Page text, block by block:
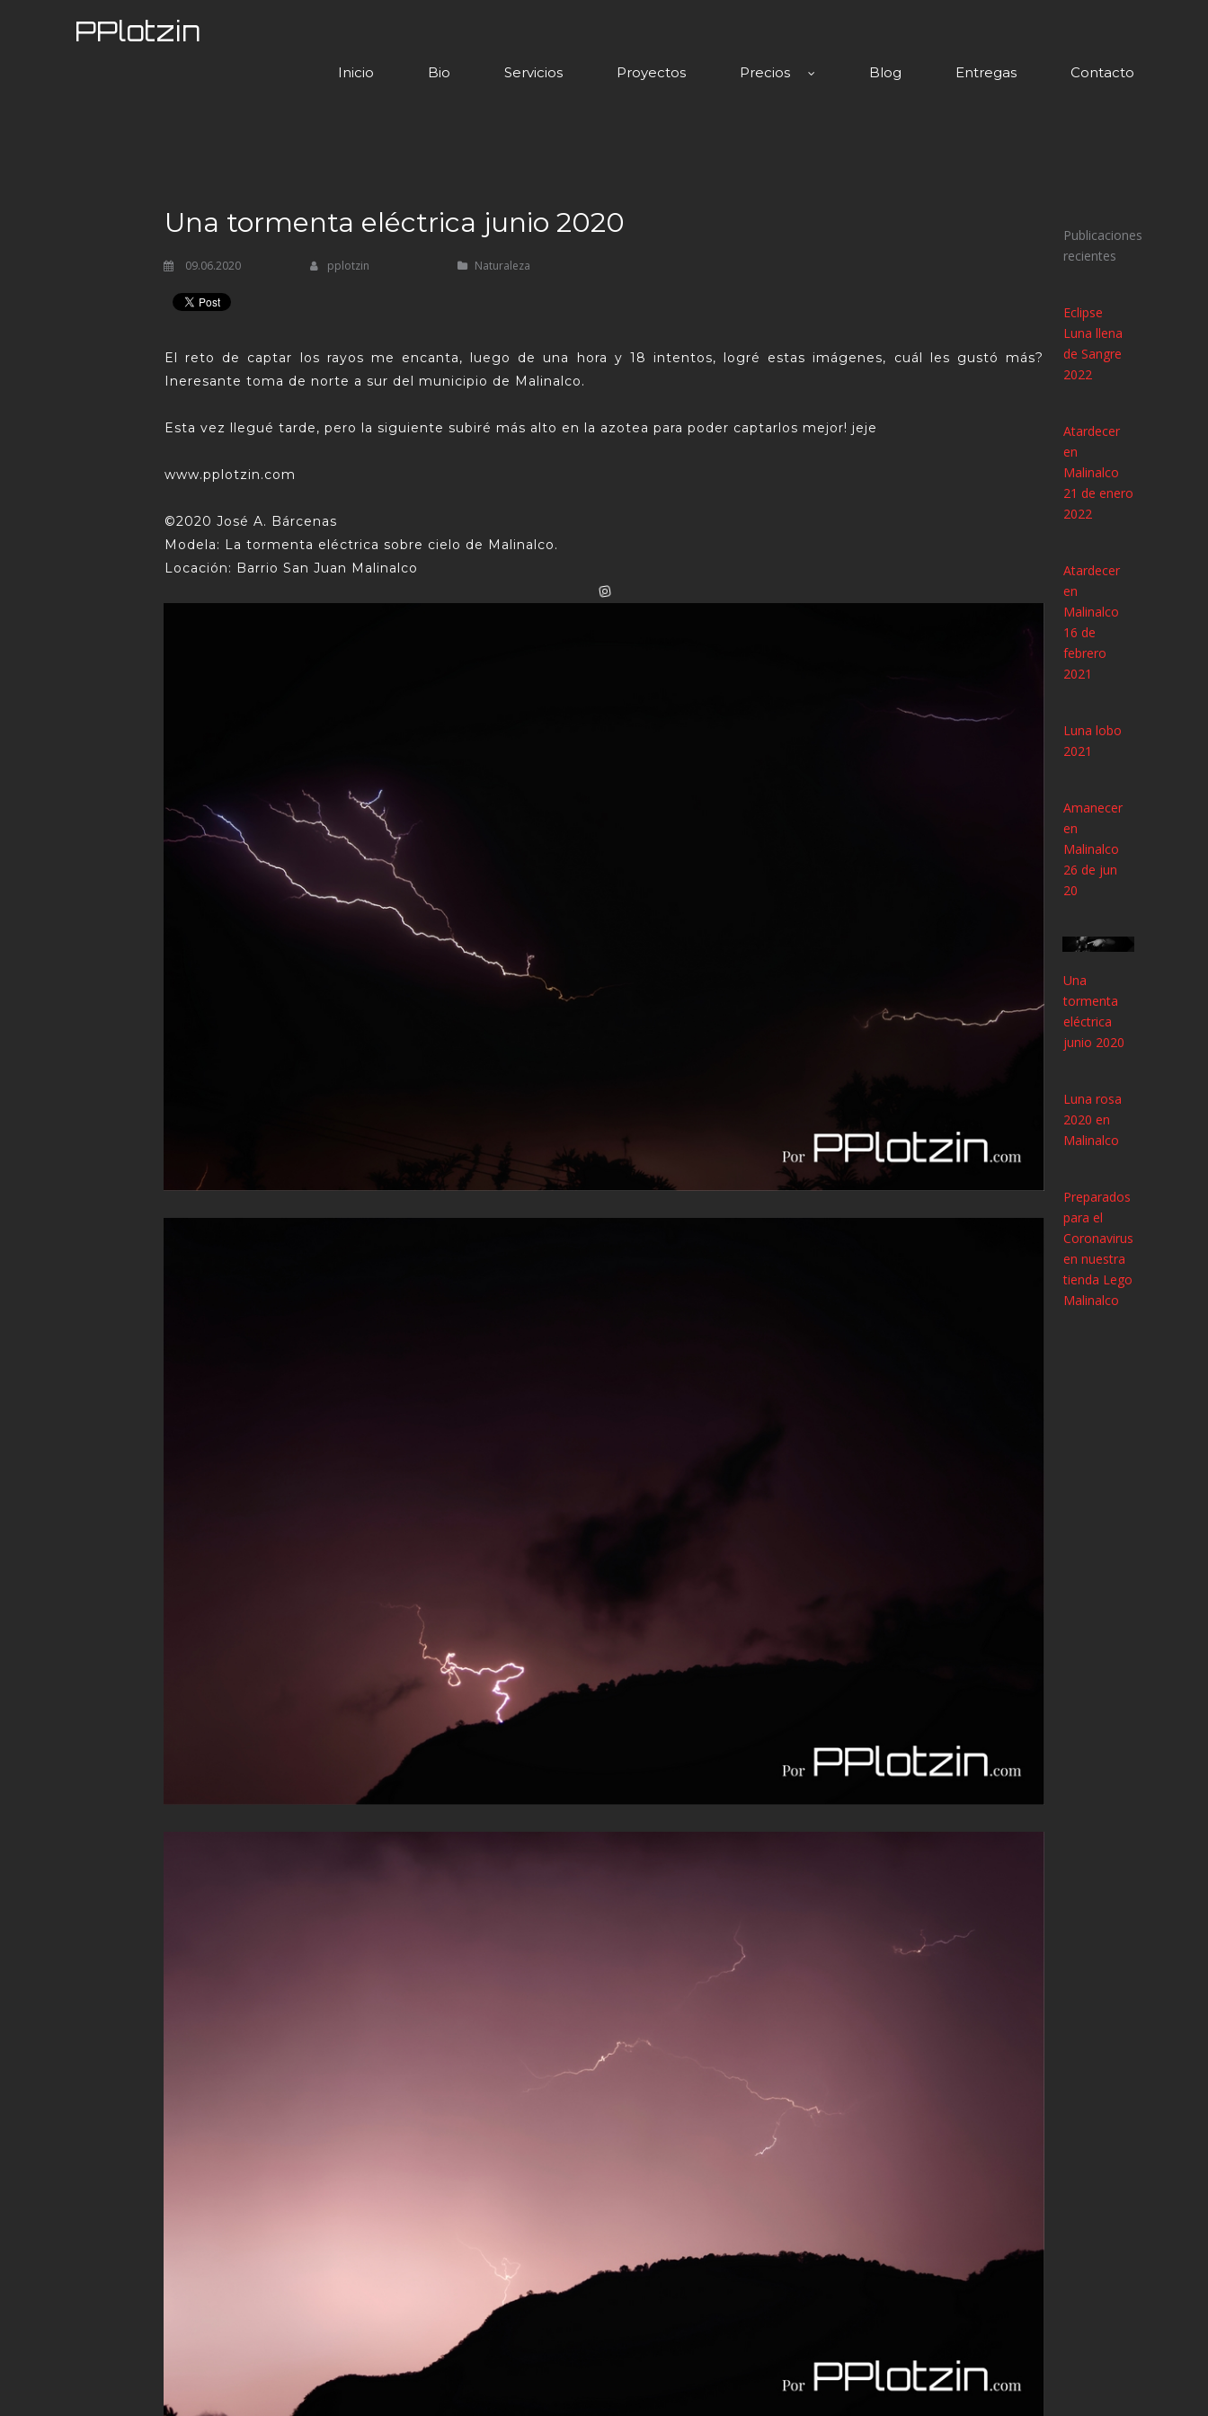
PPlotzin
Inicio Bio Servicios Proyectos Precios Blog Entregas Contacto
Una tormenta eléctrica junio 2020
09.06.2020 pplotzin Naturaleza
El reto de captar los rayos me encanta, luego de una hora y 18 intentos, logré estas imágenes, cuál les gustó más?
Ineresante toma de norte a sur del municipio de Malinalco.
Esta vez llegué tarde, pero la siguiente subiré más alto en la azotea para poder captarlos mejor! jeje
www.pplotzin.com
©2020 José A. Bárcenas
Modela: La tormenta eléctrica sobre cielo de Malinalco.
Locación: Barrio San Juan Malinalco

Publicaciones
recientes
Eclipse
Luna llena
de Sangre
2022
Atardecer
en
Malinalco
21 de enero
2022
Atardecer
en
Malinalco
16 de
febrero
2021
Luna lobo
2021
Amanecer
en
Malinalco
26 de jun
20
Una
tormenta
eléctrica
junio 2020
Luna rosa
2020 en
Malinalco
Preparados
para el
Coronavirus
en nuestra
tienda Lego
Malinalco